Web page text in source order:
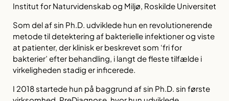
Institut for Naturvidenskab og Miljø, Roskilde Universitet
Som del af sin Ph.D. udviklede hun en revolutionerende
metode til detektering af bakterielle infektioner og viste
at patienter, der klinisk er beskrevet som ‘fri for
bakterier’ efter behandling, i langt de fleste tilfælde i
virkeligheden stadig er inficerede.
I 2018 startede hun på baggrund af sin Ph.D. sin første